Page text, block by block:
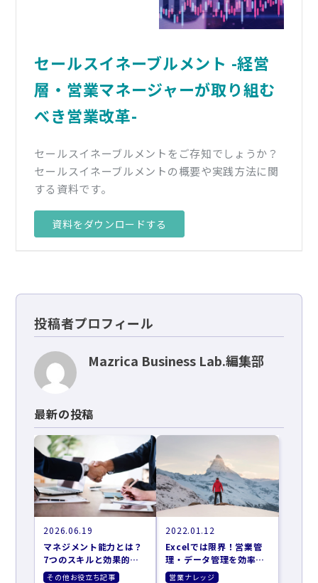
セールスイネーブルメント -経営
層・営業マネージャーが取り組む
べき営業改革-
セールスイネーブルメントをご存知でしょうか？
セールスイネーブルメントの概要や実践方法に関
する資料です。
資料をダウンロードする
投稿者プロフィール
Mazrica Business Lab.編集部
最新の投稿
2026.06.19
マネジメント能力とは？
7つのスキルと効果的な
向上方法
その他お役立ち記事
2022.01.12
Excelでは限界！営業管
理・データ管理を効率化
する4つの方法
営業ナレッジ